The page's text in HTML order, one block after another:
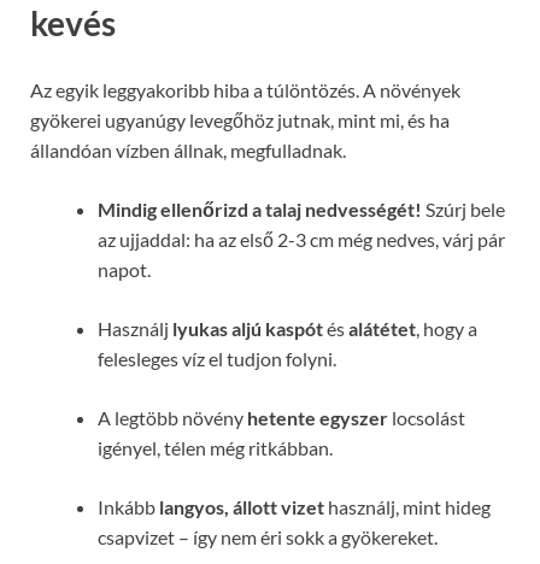
kevés
Az egyik leggyakoribb hiba a túlöntözés. A növények
gyökerei ugyanúgy levegőhöz jutnak, mint mi, és ha
állandóan vízben állnak, megfulladnak.
Mindig ellenőrizd a talaj nedvességét! Szúrj bele
az ujjaddal: ha az első 2-3 cm még nedves, várj pár
napot.
Használj lyukas aljú kaspótésalátétet, hogy a
felesleges víz el tudjon folyni.
A legtöbb növény hetente egyszer locsolást
igényel, télen még ritkábban.
Inkább langyos, állott vizet használj, mint hideg
csapvizet – így nem éri sokk a gyökereket.